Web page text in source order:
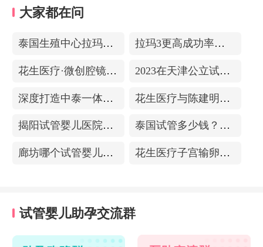
大家都在问
泰国生殖中心拉玛3-更高成功率的保障-治愈系的医院环境 拉玛3更高成功率的保障——泰国超强实验室
花生医疗·微创腔镜中心 2023在天津公立试管医院排名，附带费用明细
深度打造中泰一体化医疗体系！花生医疗中国专家团赴泰考察交流 花生医疗与陈建明教授达成战略合作，共促精准保胎事业发展
揭阳试管婴儿医院排名，附带试管成功率 泰国试管多少钱？收费包含什么项目？不成功能退款？
廊坊哪个试管婴儿医院可以包成功？内附试管费用! 花生医疗子宫输卵管造影中心
试管婴儿助孕交流群